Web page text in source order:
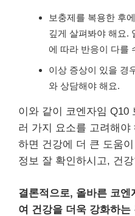
보충제를 복용한 후
깊게 살펴봐야 해요.
에 따라 반응이 다를
이상 증상이 있을 경
와 상담해야 해요.
이와 같이 코엔자임 Q10
러 가지 요소를 고려해
하면 건강에 더 큰 도움
정보 잘 확인하시고, 건
결론적으로, 올바른 코
여 건강을 더욱 강화하는